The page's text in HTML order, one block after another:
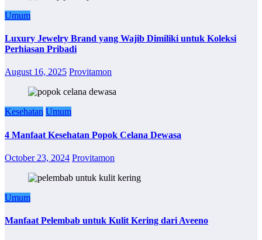
Umum
Luxury Jewelry Brand yang Wajib Dimiliki untuk Koleksi
Perhiasan Pribadi
August 16, 2025 Provitamon
Kesehatan Umum
4 Manfaat Kesehatan Popok Celana Dewasa
October 23, 2024 Provitamon
Umum
Manfaat Pelembab untuk Kulit Kering dari Aveeno